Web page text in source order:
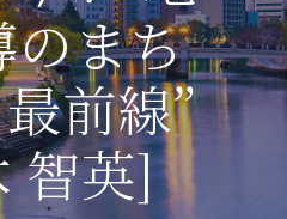
のまち
前線”
智英]